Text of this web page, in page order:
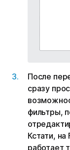
После
сразу
фильтры,
Кстати,
работает